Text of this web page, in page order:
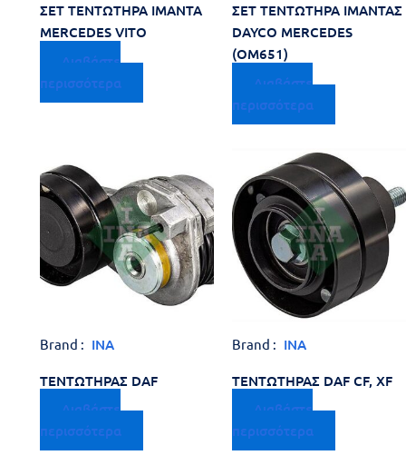
ΣΕΤ ΤΕΝΤΩΤΗΡΑ ΙΜΑΝΤΑ
MERCEDES VITO
Διαβάστε
περισσότερα
ΣΕΤ ΤΕΝΤΩΤΗΡΑ ΙΜΑΝΤΑΣ
DAYCO MERCEDES
(OM651)
Διαβάστε
περισσότερα
Brand : INA
ΤΕΝΤΩΤΗΡΑΣ DAF
Διαβάστε
περισσότερα
Brand : INA
ΤΕΝΤΩΤΗΡΑΣ DAF CF, XF
Διαβάστε
περισσότερα